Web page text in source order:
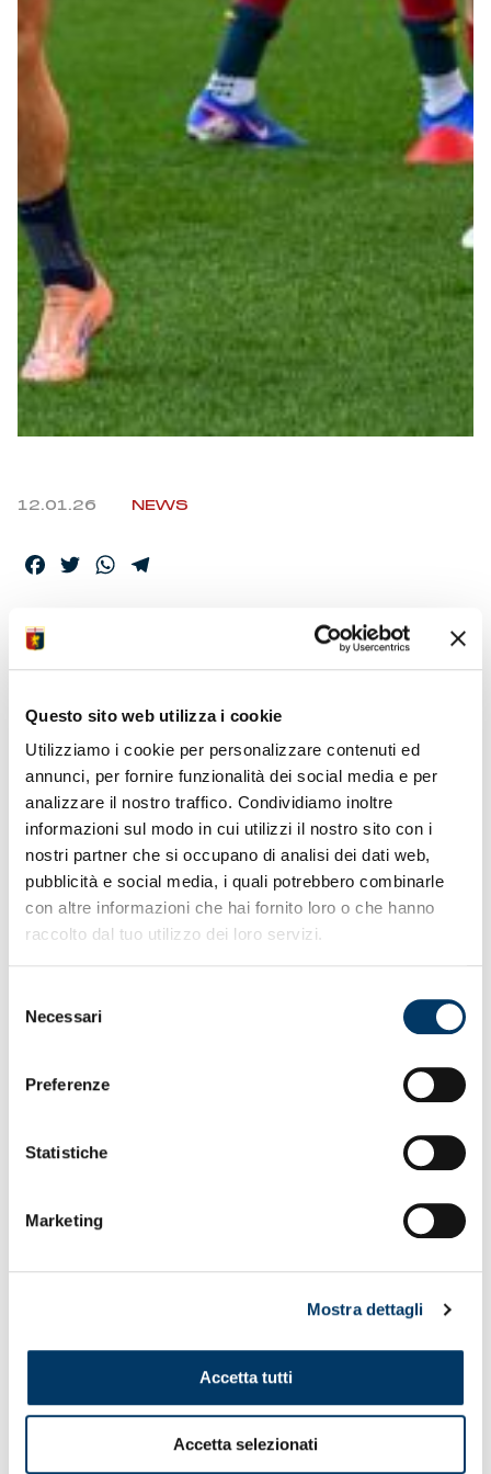
Questo sito web utilizza i cookie
Utilizziamo i cookie per personalizzare contenuti ed
annunci, per fornire funzionalità dei social media e per
analizzare il nostro traffico. Condividiamo inoltre
informazioni sul modo in cui utilizzi il nostro sito con i
nostri partner che si occupano di analisi dei dati web,
pubblicità e social media, i quali potrebbero combinarle
con altre informazioni che hai fornito loro o che hanno
raccolto dal tuo utilizzo dei loro servizi.
delNecessari
Preferenze
Statistiche
Marketing
Mostra dettagli
Accetta tutti
Accetta selezionati
Summer Sale
Mare
Accessori
Party
Outlet
Helan x Genoa
Isolani x Genoa
Gift Card Online Store
12.01.26 NEWS
Facebook
TwitterWhatsApp
GENOA CFC –
I calciatori selezionati dallo Staff Tecnico per la partita con
il Cagliari, valida per la 20ma partita di Serie A Enilive